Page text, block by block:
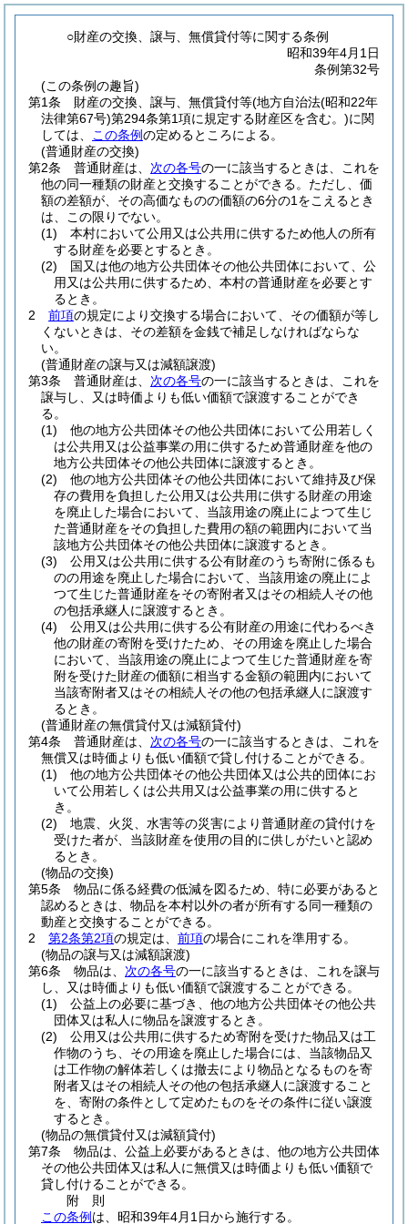
○財産の交換、譲与、無償貸付等に関する条例
昭和39年4月1日
条例第32号
(この条例の趣旨)
第1条
財産の交換、譲与、無償貸付等(地方自治法(昭和22年
法律第67号)第294条第1項に規定する財産区を含む。)に関
しては、
この条例の定めるところによる。
(普通財産の交換)
第2条
普通財産は、 次の各号の一に該当するときは、これを
他の同一種類の財産と交換することができる。 ただし、価
額の差額が、その高価なものの価額の6分の1をこえるとき
は、この限りでない。
(1)
本村において公用又は公共用に供するため他人の所有
する財産を必要とするとき。
(2)
国又は他の地方公共団体その他公共団体において、公
用又は公共用に供するため、本村の普通財産を必要とす
るとき。
2
前項の規定により交換する場合において、その価額が等し
くないときは、その差額を金銭で補足しなければならな
い。
(普通財産の譲与又は減額譲渡)
第3条
普通財産は、 次の各号の一に該当するときは、これを
譲与し、又は時価よりも低い価額で譲渡することができ
る。
(1)
他の地方公共団体その他公共団体において公用若しく
は公共用又は公益事業の用に供するため普通財産を他の
地方公共団体その他公共団体に譲渡するとき。
(2)
他の地方公共団体その他公共団体において維持及び保
存の費用を負担した公用又は公共用に供する財産の用途
を廃止した場合において、当該用途の廃止によつて生じ
た普通財産をその負担した費用の額の範囲内において当
該地方公共団体その他公共団体に譲渡するとき。
(3)
公用又は公共用に供する公有財産のうち寄附に係るも
のの用途を廃止した場合において、当該用途の廃止によ
つて生じた普通財産をその寄附者又はその相続人その他
の包括承継人に譲渡するとき。
(4)
公用又は公共用に供する公有財産の用途に代わるべき
他の財産の寄附を受けたため、その用途を廃止した場合
において、当該用途の廃止によつて生じた普通財産を寄
附を受けた財産の価額に相当する金額の範囲内において
当該寄附者又はその相続人その他の包括承継人に譲渡す
るとき。
(普通財産の無償貸付又は減額貸付)
第4条
普通財産は、 次の各号の一に該当するときは、これを
無償又は時価よりも低い価額で貸し付けることができる。
(1)
他の地方公共団体その他公共団体又は公共的団体にお
いて公用若しくは公共用又は公益事業の用に供すると
き。
(2)
地震、火災、水害等の災害により普通財産の貸付けを
受けた者が、当該財産を使用の目的に供しがたいと認め
るとき。
(物品の交換)
第5条
物品に係る経費の低減を図るため、特に必要があると
認めるときは、物品を本村以外の者が所有する同一種類の
動産と交換することができる。
2
第2条第2項の規定は、 前項の場合にこれを準用する。
(物品の譲与又は減額譲渡)
第6条
物品は、 次の各号の一に該当するときは、これを譲与
し、又は時価よりも低い価額で譲渡することができる。
(1)
公益上の必要に基づき、他の地方公共団体その他公共
団体又は私人に物品を譲渡するとき。
(2)
公用又は公共用に供するため寄附を受けた物品又は工
作物のうち、その用途を廃止した場合には、当該物品又
は工作物の解体若しくは撤去により物品となるものを寄
附者又はその相続人その他の包括承継人に譲渡すること
を、寄附の条件として定めたものをその条件に従い譲渡
するとき。
(物品の無償貸付又は減額貸付)
第7条
物品は、公益上必要があるときは、他の地方公共団体
その他公共団体又は私人に無償又は時価よりも低い価額で
貸し付けることができる。
附 則
この条例 は、昭和39年4月1日から施行する。